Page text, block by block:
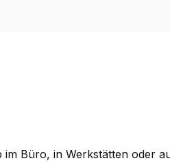
Büro, in Werkstätten oder